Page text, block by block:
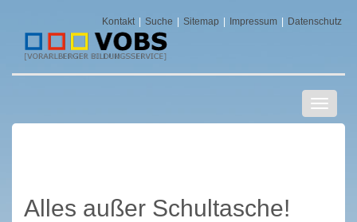
Kontakt Suche Sitemap Impressum Datenschutz
ein-/
Alles außer Schultasche!